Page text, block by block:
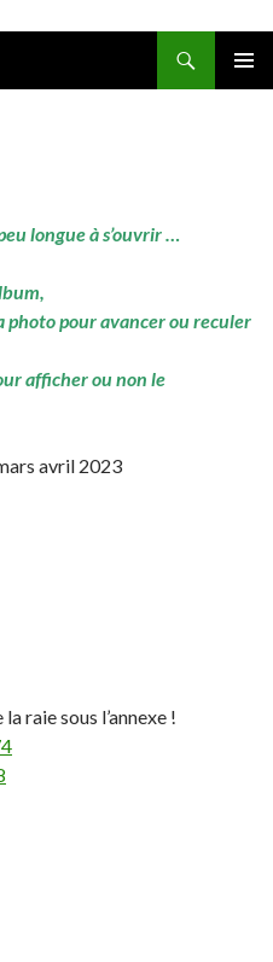
longue à s’ouvrir …
photo pour avancer ou reculer
afficher ou non le
avril 2023
raie sous l’annexe !